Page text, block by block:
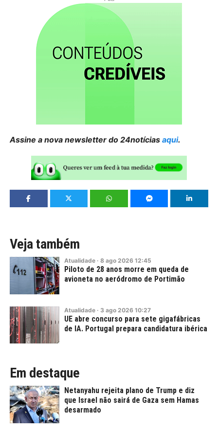
Assine a nova newsletter do 24notícias aqui.
Veja também
Atualidade · 8 ago 2026 12:45
Piloto de 28 anos morre em queda de
avioneta no aeródromo de Portimão
Atualidade · 3 ago 2026 10:27
UE abre concurso para sete gigafábricas
de IA. Portugal prepara candidatura ibérica
Em destaque
Netanyahu rejeita plano de Trump e diz
que Israel não sairá de Gaza sem Hamas
desarmado